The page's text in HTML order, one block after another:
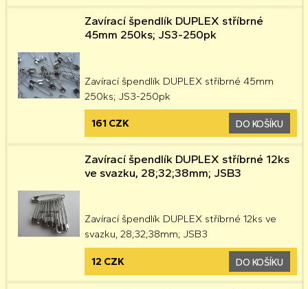
Zavírací špendlík DUPLEX stříbrné
45mm 250ks; JS3-250pk
Zavírací špendlík DUPLEX stříbrné 45mm
250ks; JS3-250pk
161 CZK DO KOŠÍKU
Zavírací špendlík DUPLEX stříbrné 12ks
ve svazku, 28;32;38mm; JSB3
Zavírací špendlík DUPLEX stříbrné 12ks ve
svazku, 28;32;38mm; JSB3
12 CZK DO KOŠÍKU